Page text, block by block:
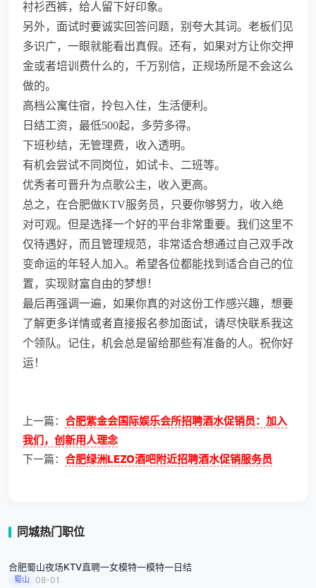
衬衫西裤，给人留下好印象。
另外，面试时要诚实回答问题，别夸大其词。老板们见
多识广，一眼就能看出真假。还有，如果对方让你交押
金或者培训费什么的，千万别信，正规场所是不会这么
做的。
高档公寓住宿，拎包入住，生活便利。
日结工资，最低500起，多劳多得。
下班秒结，无管理费，收入透明。
有机会尝试不同岗位，如试卡、二班等。
优秀者可晋升为点歌公主，收入更高。
总之，在合肥做KTV服务员，只要你够努力，收入绝
对可观。但是选择一个好的平台非常重要。我们这里不
仅待遇好，而且管理规范，非常适合想通过自己双手改
变命运的年轻人加入。希望各位都能找到适合自己的位
置，实现财富自由的梦想！
最后再强调一遍，如果你真的对这份工作感兴趣，想要
了解更多详情或者直接报名参加面试，请尽快联系我这
个领队。记住，机会总是留给那些有准备的人。祝你好
运！
上一篇： 合肥紫金会国际娱乐会所招聘酒水促销员：加入
我们，创新用人理念
下一篇： 合肥绿洲LEZO酒吧附近招聘酒水促销服务员
同城热门职位
合肥蜀山夜场KTV直聘一女模特一模特一日结
蜀山 08-01